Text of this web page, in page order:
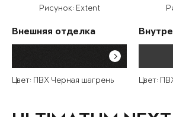
Рисунок: Extent
Внешняя отделка
Цвет: ПВХ Черная шагрень Цвет: